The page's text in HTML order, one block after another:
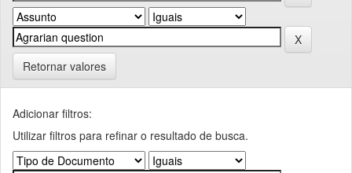
Retornar valores
Adicionar filtros:
Utilizar filtros para refinar o resultado de busca.